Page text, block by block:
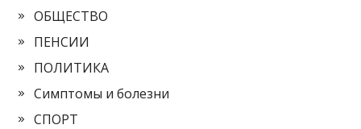
ОБЩЕСТВО
ПЕНСИИ
ПОЛИТИКА
Симптомы и болезни
СПОРТ